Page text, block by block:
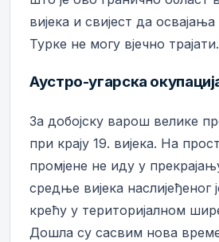
вијека и свијест да
Турке не могу вјечно трајати.
Аустро-угарска
За добојску варош велике
при крају 19. вијека. На
промјене не иду у
средње вијека наслијеђеног
крећу у територијалном
Дошла су сасвим нова